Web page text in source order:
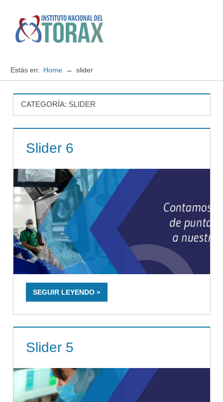
contenido
Instituto
del
TORAX
Estás en: Home slider
CATEGORÍA: SLIDER
Slider 6
SEGUIR LEYENDO
Slider 5